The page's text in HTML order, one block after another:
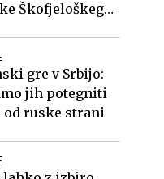
Škofjeloškega
gre v Srbijo:
jih potegniti
od ruske strani